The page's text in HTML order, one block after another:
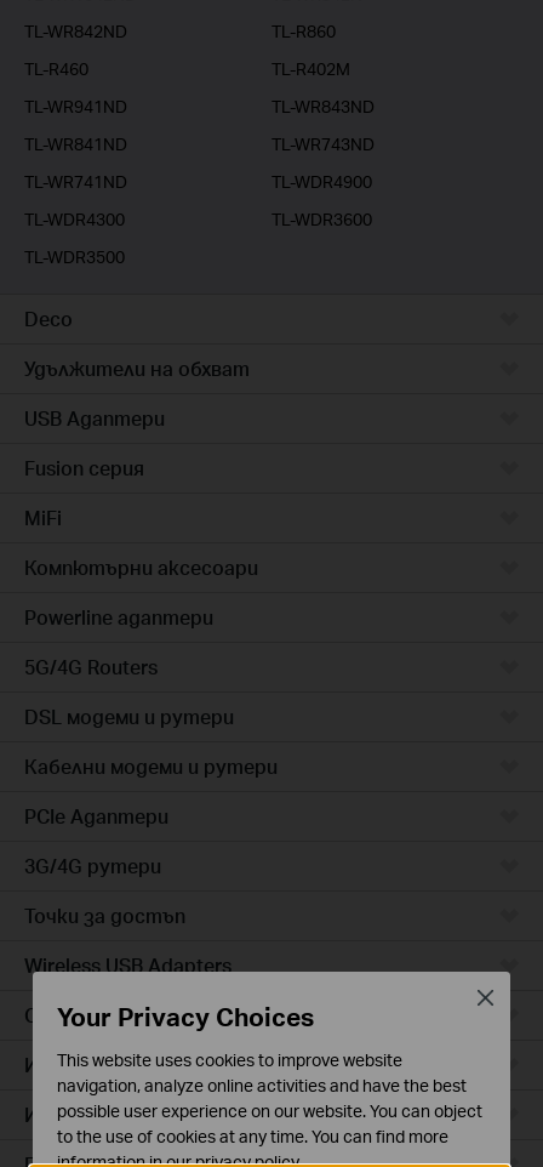
TL-WR842ND
TL-R860
TL-R460
TL-R402M
TL-WR941ND
TL-WR843ND
TL-WR841ND
TL-WR743ND
TL-WR741ND
TL-WDR4900
TL-WDR4300
TL-WDR3600
TL-WDR3500
Deco
Удължители на обхват
USB Адаптери
Fusion серия
MiFi
Компютърни аксесоари
Powerline адаптери
5G/4G Routers
DSL модеми и рутери
Кабелни модеми и рутери
PCIe Адаптери
3G/4G рутери
Точки за достъп
Wireless USB Adapters
Cloud камери
Интелигентни контакти
Интелигентно осветление
Your Privacy Choices
This website uses cookies to improve website
navigation, analyze online activities and have the best
possible user experience on our website. You can object
to the use of cookies at any time. You can find more
information in ourprivacy policy.
Close